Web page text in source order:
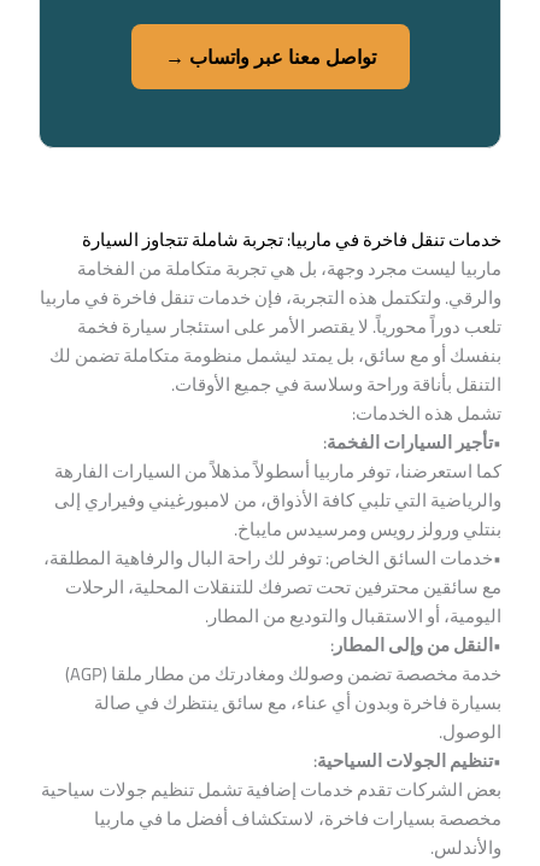
تواصل معنا عبر واتساب →
خدمات تنقل فاخرة في ماربيا: تجربة شاملة تتجاوز السيارة
ماربيا ليست مجرد وجهة، بل هي تجربة متكاملة من الفخامة
والرقي. ولتكتمل هذه التجربة، فإن خدمات تنقل فاخرة في ماربيا
تلعب دوراً محورياً. لا يقتصر الأمر على استئجار سيارة فخمة
بنفسك أو مع سائق، بل يمتد ليشمل منظومة متكاملة تضمن لك
التنقل بأناقة وراحة وسلاسة في جميع الأوقات.
تشمل هذه الخدمات:
•تأجير السيارات الفخمة:
كما استعرضنا، توفر ماربيا أسطولاً مذهلاً من السيارات الفارهة
والرياضية التي تلبي كافة الأذواق، من لامبورغيني وفيراري إلى
بنتلي ورولز رويس ومرسيدس مايباخ.
•خدمات السائق الخاص: توفر لك راحة البال والرفاهية المطلقة،
مع سائقين محترفين تحت تصرفك للتنقلات المحلية، الرحلات
اليومية، أو الاستقبال والتوديع من المطار.
•النقل من وإلى المطار:
خدمة مخصصة تضمن وصولك ومغادرتك من مطار ملقا (AGP)
بسيارة فاخرة وبدون أي عناء، مع سائق ينتظرك في صالة
الوصول.
•تنظيم الجولات السياحية:
بعض الشركات تقدم خدمات إضافية تشمل تنظيم جولات سياحية
مخصصة بسيارات فاخرة، لاستكشاف أفضل ما في ماربيا
والأندلس.